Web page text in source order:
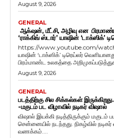
August 9, 2026
GENERAL
ஆக்‌ஷன், மீட்சி, அழிவு என
‘ராக்கிங் ஸ்டார்’ யாஷின் ‘டாக்ஸிக்’
https://www.youtube.com/
யாஷின் ‘டாக்ஸிக்’ டிரெய்லர்
August 9, 2026
GENERAL
படத்திற்கு சில சிக்கல்கள்
-மகுடம் பட விழாவில் நடிகர் விஷால்
விஷால் இயக்கி நடித்திருக்கும் மகுடம்
சென்னையில் நடந்தது. நிகழ்வில் நடிகர் விஷால் பேசியதாவது, "அனைவருக்கும்
வணக்கம்....